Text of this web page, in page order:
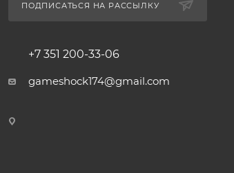
ПОДПИСАТЬСЯ НА РАССЫЛКУ
+7 351 200-33-06
gameshock174@gmail.com